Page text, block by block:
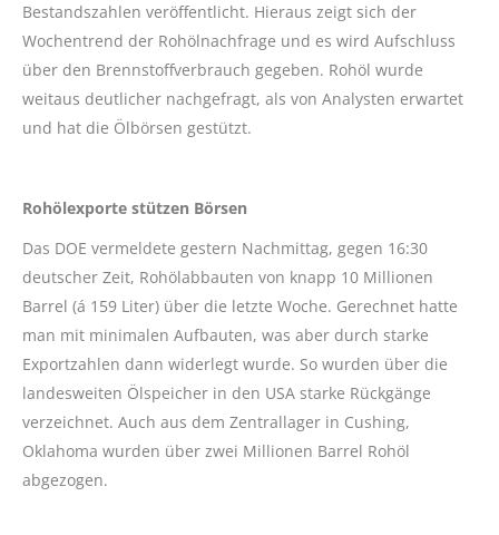
Bestandszahlen veröffentlicht. Hieraus zeigt sich der
Wochentrend der Rohölnachfrage und es wird Aufschluss
über den Brennstoffverbrauch gegeben. Rohöl wurde
weitaus deutlicher nachgefragt, als von Analysten erwartet
und hat die Ölbörsen gestützt.
Rohölexporte stützen Börsen
Das DOE vermeldete gestern Nachmittag, gegen 16:30
deutscher Zeit, Rohölabbauten von knapp 10 Millionen
Barrel (á 159 Liter) über die letzte Woche. Gerechnet hatte
man mit minimalen Aufbauten, was aber durch starke
Exportzahlen dann widerlegt wurde. So wurden über die
landesweiten Ölspeicher in den USA starke Rückgänge
verzeichnet. Auch aus dem Zentrallager in Cushing,
Oklahoma wurden über zwei Millionen Barrel Rohöl
abgezogen.